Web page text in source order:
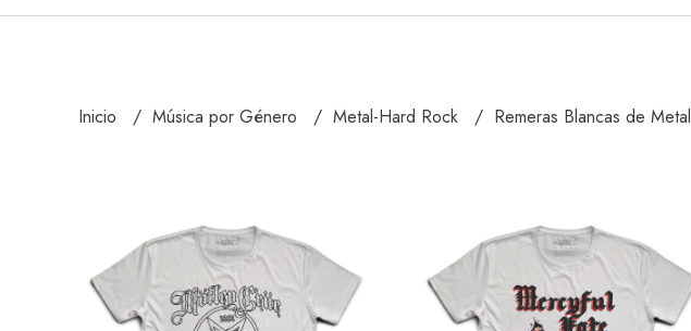
Inicio Música por Género Metal-Hard Rock Remeras Blancas de Metal